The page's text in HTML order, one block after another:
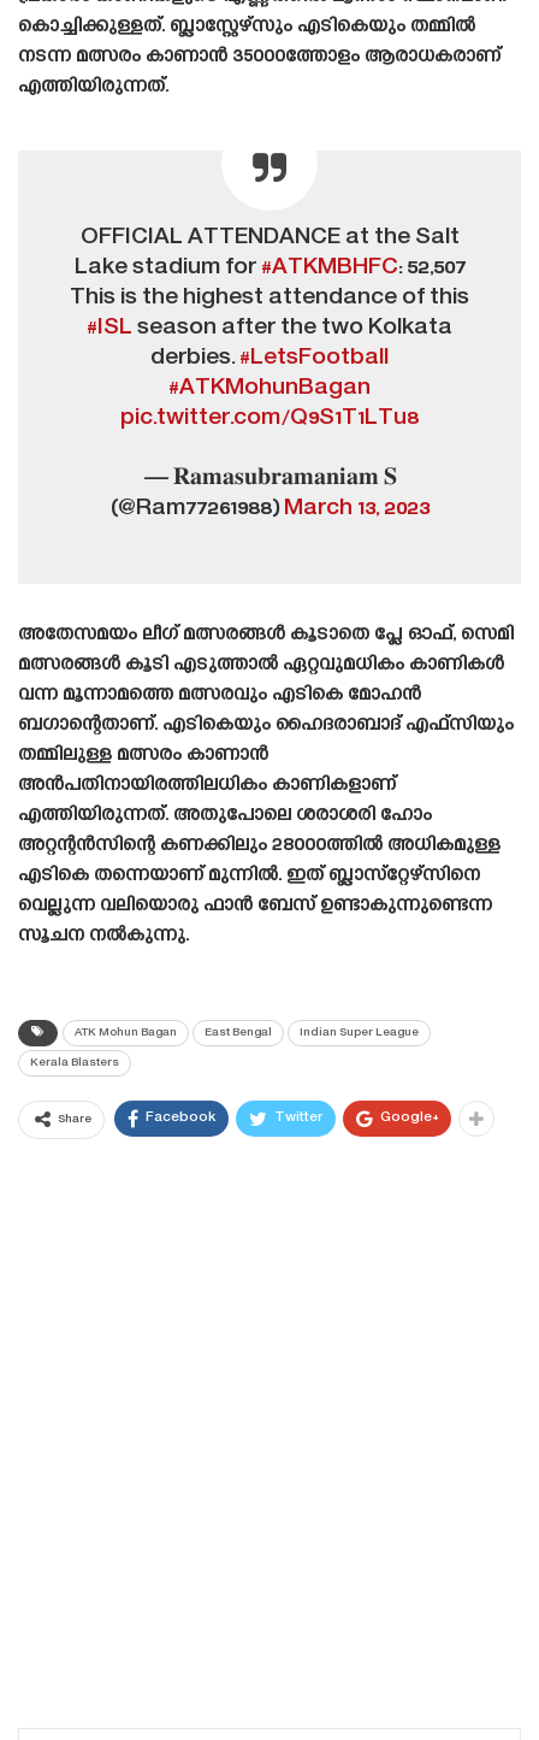
കൊച്ചിക്കുള്ളത്. ബ്ലാസ്റ്റേഴ്‌സും എടികെയും തമ്മിൽ
നടന്ന മത്സരം കാണാൻ 35000ത്തോളം ആരാധകരാണ്
എത്തിയിരുന്നത്.
OFFICIAL ATTENDANCE at the Salt
Lake stadium for #ATKMBHFC: 52,507
This is the highest attendance of this
#ISL season after the two Kolkata
derbies.#LetsFootball
#ATKMohunBagan
pic.twitter.com/Q9S1T1LTu8
— 𝐑𝐚𝐦𝐚𝐬𝐮𝐛𝐫𝐚𝐦𝐚𝐧𝐢𝐚𝐦 𝐒
(@Ram77261988)March 13, 2023
അതേസമയം ലീഗ് മത്സരങ്ങൾ കൂടാതെ പ്ലേ ഓഫ്, സെമി
മത്സരങ്ങൾ കൂടി എടുത്താൽ ഏറ്റവുമധികം കാണികൾ
വന്ന മൂന്നാമത്തെ മത്സരവും എടികെ മോഹൻ
ബഗാന്റെതാണ്. എടികെയും ഹൈദരാബാദ് എഫ്‌സിയും
തമ്മിലുള്ള മത്സരം കാണാൻ
അൻപതിനായിരത്തിലധികം കാണികളാണ്
എത്തിയിരുന്നത്. അതുപോലെ ശരാശരി ഹോം
അറ്റന്റൻസിന്റെ കണക്കിലും 28000ത്തിൽ അധികമുള്ള
എടികെ തന്നെയാണ് മുന്നിൽ. ഇത് ബ്ലാസ്‌റ്റേഴ്‌സിനെ
വെല്ലുന്ന വലിയൊരു ഫാൻ ബേസ് ഉണ്ടാകുന്നുണ്ടെന്ന
സൂചന നൽകുന്നു.
ATK Mohun Bagan East Bengal Indian Super League
Kerala Blasters
Share Facebook Twitter Google+